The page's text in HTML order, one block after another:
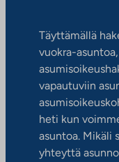
Täyttämällä
vuokra-
vapautuviin
heti kun
asuntoa. Mikäli
yhteyttä